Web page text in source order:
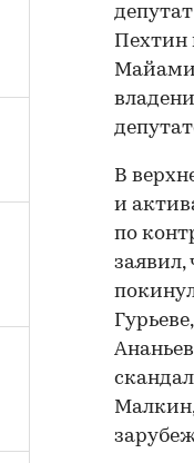
Пехтин
В
и
по
заявил,